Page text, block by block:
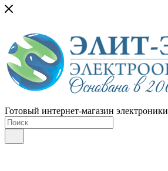
Готовый интернет-магазин электроники